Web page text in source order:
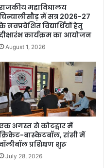
महाविद्यालय
में सत्र 2026-27
नवप्रवेशित विद्यार्थियों हेतु
कार्यक्रम का आयोजन
August 1, 2026
अगस्त से कोटद्वार में
बास्केटबॉल, रांसी में
प्रशिक्षण शुरू
July 28, 2026